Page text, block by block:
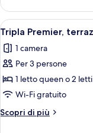
idromassaggio
(Eolie)
Apri
tutte
le
foto
per
Tripla
Premier,
terrazzo,
4
Tripla Premier,
1 camera
Per 3 persone
1 letto queen o 2
Wi-Fi gratuito
Scopri di più
Altri